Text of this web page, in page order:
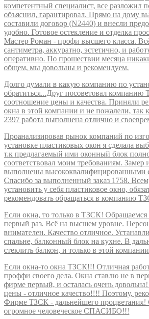
компетентный специалист, все разложил
объяснил, гарантировал. Прямо на дому
составили договор (N2440) и внесли
удобно. Готовое остекление и отделка
Мастер Роман - профи высшего класса.
сантиметра, аккуратно, эстетично, и
оперативно. По прошествии месяца
общем, мы довольны и рекомендуем.
Долго думали в какую компанию по
обратиться...Друг посоветовал компанию
соотношение цены и качества. Приняли
окна в этой компании и не пожалели, так
2397 работа выполнена отлично и
Проанализировав рынок компаний по
установке пластиковых окон я сделала
т.к предлагаемый ими оконный блок
соответствовал моим требованиям. Замер
выполнены высококвалифицированными
Спасибо за выполненный заказ 1758.
установить у себя пластиковое окно,
рекомендовать обращаться в компанию
Если окна, то только в ТЗСК! Обращаемся
первый раз. Всё на высшем уровне.
внимателен. Качество отличное.
спальне, балконный блок на кухне. В
стеклить балкон, и только в этой
Если окна-то окна ТЗСК!!! Отличная
проффи своего дела. Окна ставлю не в
фирме первый, и осталась очень
цены - отличное качество!!!! Поэтому,
Фирме ТЗСК - дальнейшего процветания!
огромное человеческое СПАСИБО!!!